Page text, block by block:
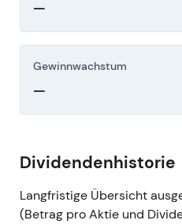
—
Gewinnwachstum
—
Dividendenhistorie
Langfristige Übersicht
(Betrag pro Aktie und